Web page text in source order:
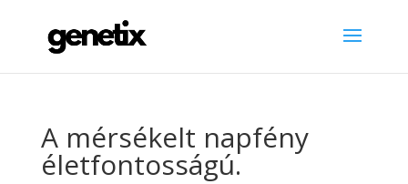
A mérsékelt napfény
életfontosságú.